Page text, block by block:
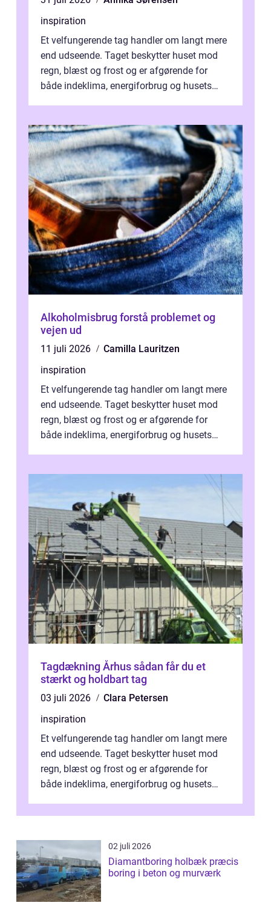
inspiration
Et velfungerende tag handler om langt mere
end udseende. Taget beskytter huset mod
regn, blæst og frost og er afgørende for
både indeklima, energiforbrug og husets
Alkoholmisbrug forstå problemet og
vejen ud
11 juli 2026
Camilla Lauritzen
inspiration
Et velfungerende tag handler om langt mere
end udseende. Taget beskytter huset mod
regn, blæst og frost og er afgørende for
både indeklima, energiforbrug og husets
Tagdækning Århus sådan får du et
stærkt og holdbart tag
03 juli 2026
Clara Petersen
inspiration
Et velfungerende tag handler om langt mere
end udseende. Taget beskytter huset mod
regn, blæst og frost og er afgørende for
både indeklima, energiforbrug og husets
02 juli 2026
Diamantboring holbæk præcis
boring i beton og murværk